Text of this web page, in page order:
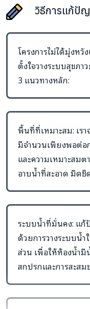
วิธีการแก้ปั
โครงการไม่ได้มุ่งหวั
ตั้งใจวางระบบสุขภ
3 แนวทางหลัก:
พื้นที่ที่เหมาะสม: เรา
มีจำนวนเพียงพอต่อ
และความเหมาะสม
อาบน้ำที่สะอาด มิด
ระบบน้ำที่มั่นคง: แก้
ด้วยการวางระบบน้
ส่วน เพื่อให้ห้องน้ำมี
สกปรกและการสะสม